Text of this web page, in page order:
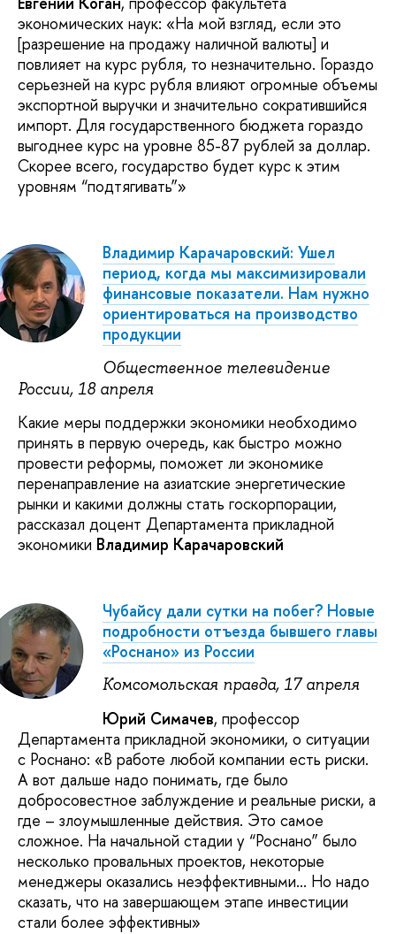
экономических наук: «На мой взгляд, если это
[разрешение на продажу наличной валюты] и
повлияет на курс рубля, то незначительно. Гораздо
серьезней на курс рубля влияют огромные объемы
экспортной выручки и значительно сократившийся
импорт. Для государственного бюджета гораздо
выгоднее курс на уровне 85-87 рублей за доллар.
Скорее всего, государство будет курс к этим
уровням “подтягивать”»
Владимир Карачаровский: Ушел
период, когда мы максимизировали
финансовые показатели. Нам нужно
ориентироваться на производство
продукции
Общественное телевидение
России, 18 апреля
Какие меры поддержки экономики необходимо
принять в первую очередь, как быстро можно
провести реформы, поможет ли экономике
перенаправление на азиатские энергетические
рынки и какими должны стать госкорпорации,
рассказал доцент Департамента прикладной
экономики Владимир Карачаровский
Чубайсу дали сутки на побег? Новые
подробности отъезда бывшего главы
«Роснано» из России
Комсомольская правда, 17 апреля
Юрий Симачев, профессор
Департамента прикладной экономики, о ситуации
с Роснано: «В работе любой компании есть риски.
А вот дальше надо понимать, где было
добросовестное заблуждение и реальные риски, а
где – злоумышленные действия. Это самое
сложное. На начальной стадии у “Роснано” было
несколько провальных проектов, некоторые
менеджеры оказались неэффективными... Но надо
сказать, что на завершающем этапе инвестиции
стали более эффективны»